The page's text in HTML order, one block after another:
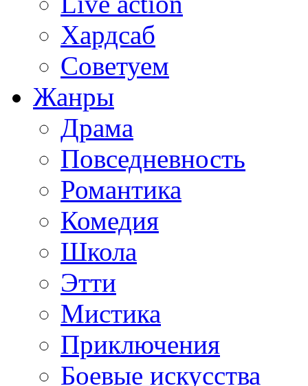
Хардсаб
Советуем
Жанры
Драма
Повседневность
Романтика
Комедия
Школа
Этти
Мистика
Приключения
Боевые искусства